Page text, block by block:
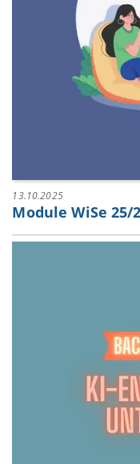
13.10.2025
Module WiSe